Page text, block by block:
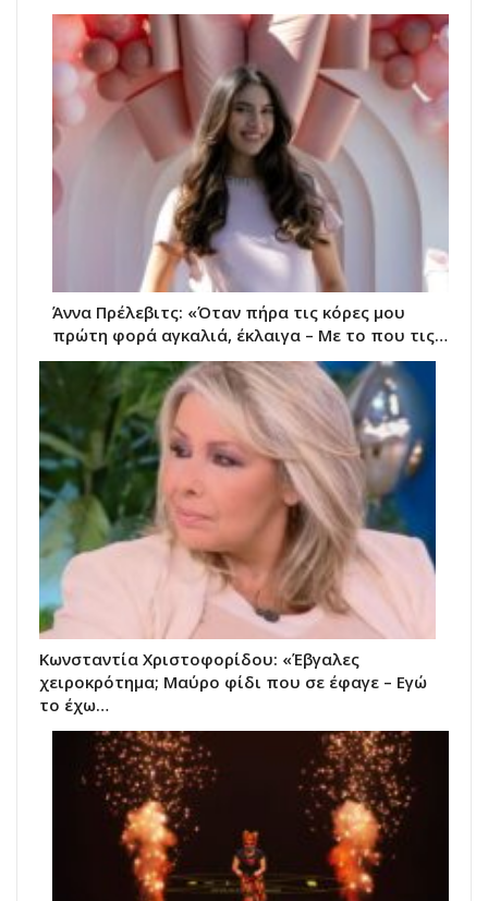
Άννα Πρέλεβιτς: «Όταν πήρα τις κόρες μου
πρώτη φορά αγκαλιά, έκλαιγα – Με το που τις…
Κωνσταντία Χριστοφορίδου: «Έβγαλες
χειροκρότημα; Μαύρο φίδι που σε έφαγε – Εγώ
το έχω…